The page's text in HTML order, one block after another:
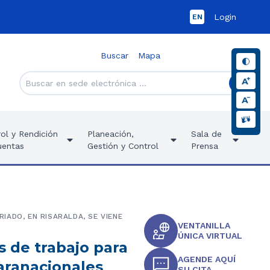
EN Login
Buscar Mapa
y Rendición
Planeación,
Gestión y Control
Sala de
Prensa
de trabajo para
EN RISARALDA, SE VIENE
VENTANILLA
ÚNICA VIRTUAL
AGENDE AQUÍ